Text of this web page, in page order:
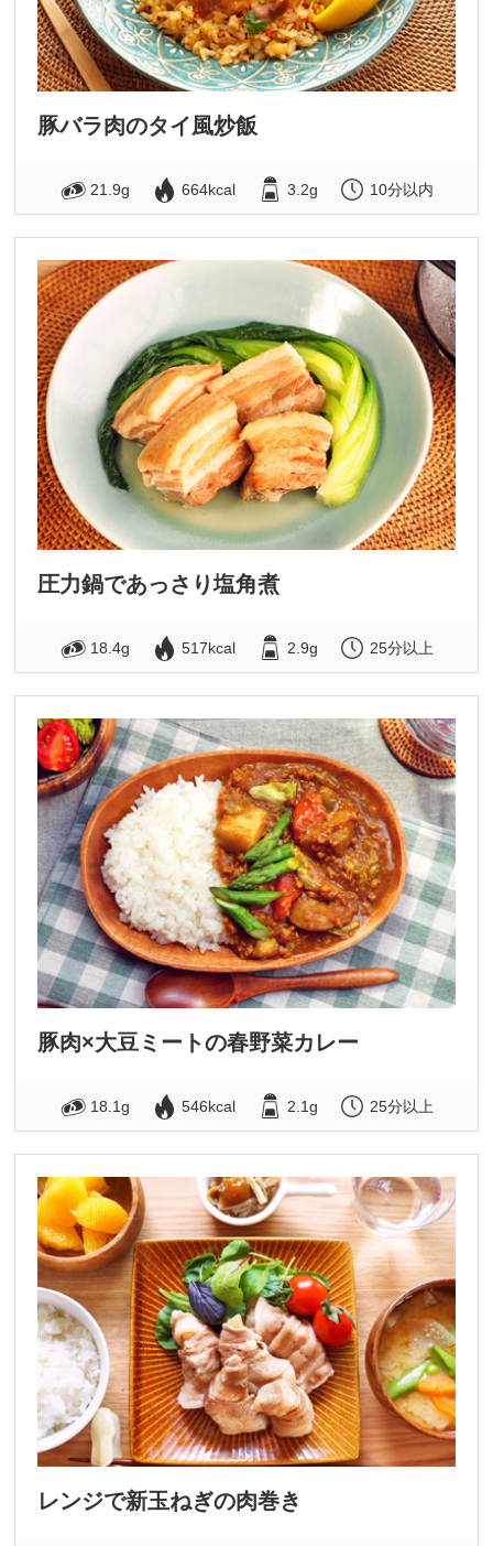
豚バラ肉のタイ風炒飯
21.9g 664kcal 3.2g 10分以内
圧力鍋であっさり塩角煮
18.4g 517kcal 2.9g 25分以上
豚肉×大豆ミートの春野菜カレー
18.1g 546kcal 2.1g 25分以上
レンジで新玉ねぎの肉巻き